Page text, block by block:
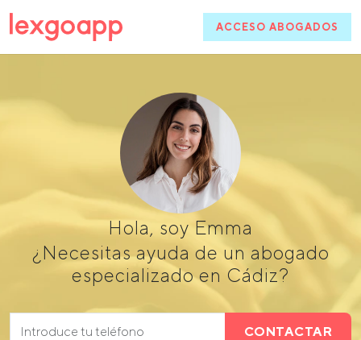
ACCESO ABOGADOS
Hola, soy Emma
¿Necesitas ayuda de un abogado
especializado en Cádiz?
CONTACTAR